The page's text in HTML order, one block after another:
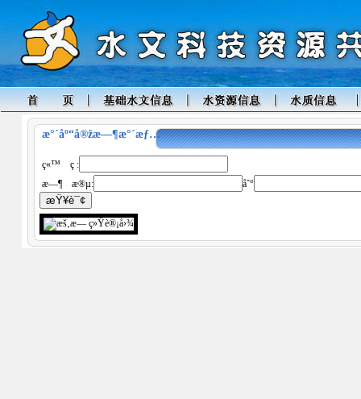
æ°´åº“å®žæ—¶æ°´æƒ…
ç«™ ç :
æ—¶ æ®µ:
åˆ°